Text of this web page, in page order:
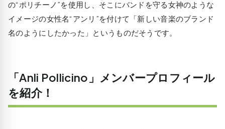
の“ポリチーノ”を使用し、そこにバンドを守る女神のような
イメージの女性名“アンリ”を付けて「新しい音楽のブランド
名のようにしたかった」というものだそうです。
「Anli Pollicino」メンバープロフィール
を紹介！